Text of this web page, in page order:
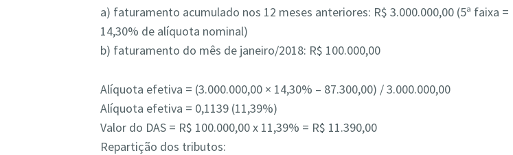
a) faturamento acumulado nos 12 meses anteriores: R$ 3.000.000,00 (5ª faixa =
14,30% de alíquota nominal)
b) faturamento do mês de janeiro/2018: R$ 100.000,00
Alíquota efetiva = (3.000.000,00 × 14,30% – 87.300,00) / 3.000.000,00
Alíquota efetiva = 0,1139 (11,39%)
Valor do DAS = R$ 100.000,00 x 11,39% = R$ 11.390,00
Repartição dos tributos: